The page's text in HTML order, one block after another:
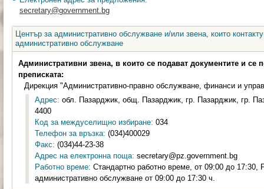
secretary@government.bg
Център за административно обслужване и/или звена, които
административно обслужване
Административни звена, в които се подават документите и се
преписката:
Дирекция "Административно-правно обслужване, финанси и
Адрес: обл. Пазарджик, общ. Пазарджик, гр. Пазарджик, гр.
4400
Код за междуселищно избиране: 034
Телефон за връзка: (034)400029
Факс: (034)44-23-38
Адрес на електронна поща: secretary@pz.government.bg
Работно време: Стандартно работно време, от 09:00 до 17:30,
административно обслужване от 09:00 до 17:30 ч.